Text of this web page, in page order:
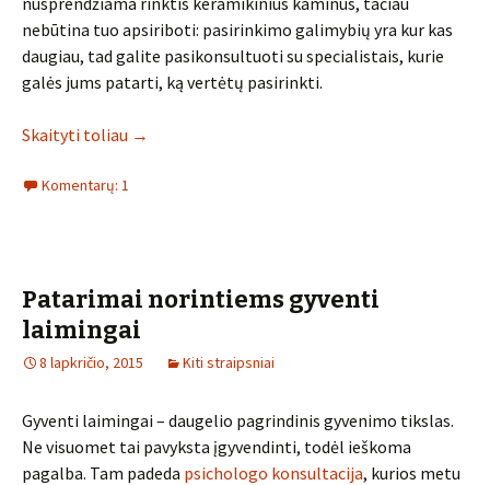
nebūtina tuo apsiriboti: pasirinkimo galimybių yra kur kas
daugiau, tad galite pasikonsultuoti su specialistais, kurie
galės jums patarti, ką vertėtų pasirinkti.
Skaityti toliau →
Komentarų: 1
Patarimai norintiems gyventi
laimingai
8 lapkričio, 2015 Kiti straipsniai
Gyventi laimingai – daugelio pagrindinis gyvenimo tikslas.
Ne visuomet tai pavyksta įgyvendinti, todėl ieškoma
pagalba. Tam padeda psichologo konsultacija, kurios metu